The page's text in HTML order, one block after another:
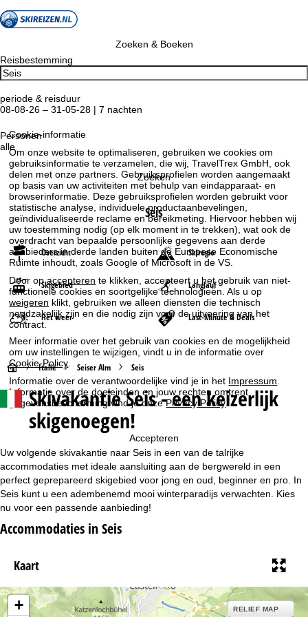
Cookie-informatie
Om onze website te optimaliseren, gebruiken we cookies om
gebruiksinformatie te verzamelen, die wij, TravelTrex GmbH, ook
delen met onze partners. Gebruiksprofielen worden aangemaakt
op basis van uw activiteiten met behulp van eindapparaat- en
browserinformatie. Deze gebruiksprofielen worden gebruikt voor
statistische analyse, individuele productaanbevelingen,
geïndividualiseerde reclame en bereikmeting. Hiervoor hebben wij
uw toestemming nodig (op elk moment in te trekken), wat ook de
overdracht van bepaalde persoonlijke gegevens aan derde
aanbieders in derde landen buiten de Europese Economische
Ruimte inhoudt, zoals Google of Microsoft in de VS.
Door opaccepteren te klikken, accepteert u het gebruik van niet-
functionele cookies en soortgelijke technologieën. Als u op
weigeren klikt, gebruiken we alleen diensten die technisch
noodzakelijk zijn en die nodig zijn voor de uitvoering van het
contract.
Meer informatie over het gebruik van cookies en de mogelijkheid
om uw instellingen te wijzigen, vindt u in de informatie over
Cookie-Policy
Informatie over de verantwoordelijke vind je in het Impressum
Informatie over de doeleinden en jouw rechten omtrent
gegevensbescherming vind je onzePrivacy Policy
Accepteren
Zoeken & Boeken
Reisbestemming
periode & reisduur
08-08-26 – 31-05-28 | 7 nachten
Personen
alle
Zoeken
Seis
Overzicht Skiregio
Skigebied Langlauf
Het weer Last-Minute & Deals
S
t
r
t
p
a
g
i
Italië Seiser Alm Seis
Skivakantie Seis - een keizerlijk
skigenoegen!
Uw volgende skivakantie naar Seis in een van de talrijke
accommodaties met ideale aansluiting aan de bergwereld in een
perfect geprepareerd skigebied voor jong en oud, beginner en pro. In
Seis kunt u een adembenemd mooi winterparadijs verwachten. Kies
nu voor een passende aanbieding!
Accommodaties in Seis
Kaart
+ RELIEF MAP